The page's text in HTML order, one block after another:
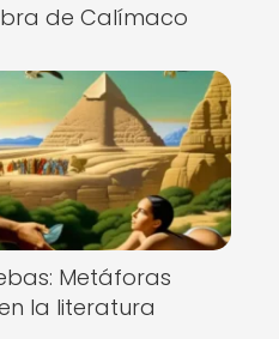
de Calímaco
Metáforas
la literatura